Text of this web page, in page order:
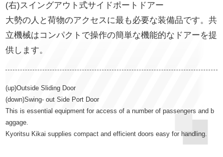
(右)スイングアウト式サイドポートドアー
大勢の人と荷物のアクセスに最も必要な装備品です。共
立機械はコンパクトで操作の簡単な機能的なドアーを提
供します。
(up)Outside Sliding Door
(down)Swing‐ out Side Port Door
This is essential equipment for access of a number of passengers and b
aggage.
Kyoritsu Kikai supplies compact and efficient doors easy for handling.